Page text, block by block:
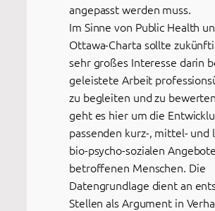
angepasst werden muss.
Im Sinne von Public Health
Ottawa-Charta sollte
sehr großes Interesse darin
geleistete Arbeit
zu begleiten und zu
geht es hier um die
passenden kurz-, mittel- und
bio-psycho-sozialen
betroffenen Menschen. Die
Datengrundlage dient an
Stellen als Argument in